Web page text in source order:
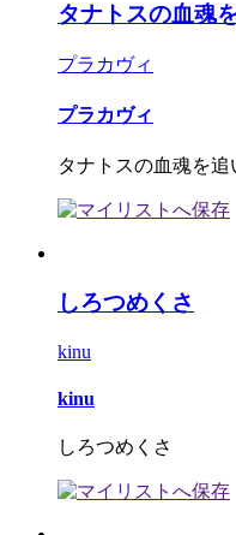
タナトスの血魂
プラカヴィ
プラカヴィ
タナトスの血魂を追
しろつめくさ
kinu
kinu
しろつめくさ